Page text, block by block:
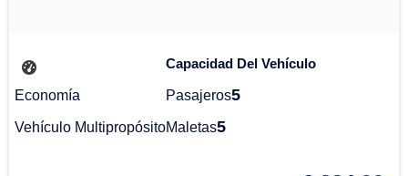
Economía
Vehículo Multipropósito
Capacidad Del Vehículo
Pasajeros5
Maletas5